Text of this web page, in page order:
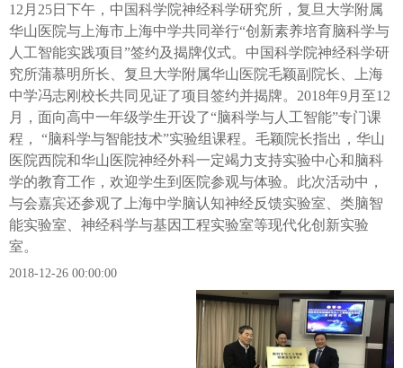
12月25日下午，中国科学院神经科学研究所，复旦大学附属
华山医院与上海市上海中学共同举行“创新素养培育脑科学与
人工智能实践项目”签约及揭牌仪式。中国科学院神经科学研
究所蒲慕明所长、复旦大学附属华山医院毛颖副院长、上海
中学冯志刚校长共同见证了项目签约并揭牌。2018年9月至12
月，面向高中一年级学生开设了“脑科学与人工智能”专门课
程， “脑科学与智能技术”实验组课程。毛颖院长指出，华山
医院西院和华山医院神经外科一定竭力支持实验中心和脑科
学的教育工作，欢迎学生到医院参观与体验。此次活动中，
与会嘉宾还参观了上海中学脑认知神经反馈实验室、类脑智
能实验室、神经科学与基因工程实验室等现代化创新实验
室。
2018-12-26 00:00:00